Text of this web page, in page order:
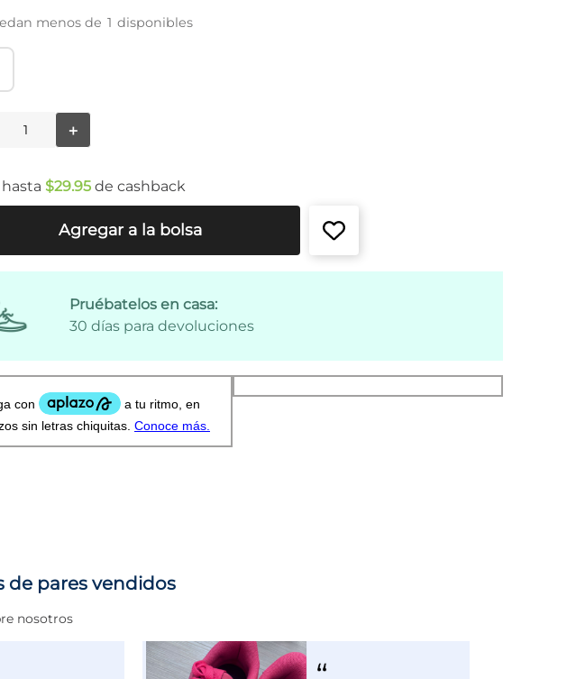
menos de 1 disponibles
＋
$29.95 de cashback
Agregar a la bolsa
Pruébatelos en casa:
30 días para devoluciones
de pares vendidos
nosotros